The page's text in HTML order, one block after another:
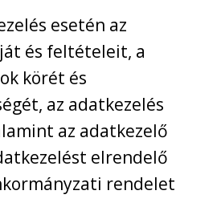
esetén az
és feltételeit, a
körét és
az adatkezelés
az adatkezelő
elrendelő
rendelet